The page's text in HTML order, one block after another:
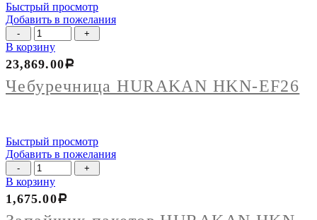
Быстрый просмотр
Добавить в пожелания
Количество
товара
Чебуречница
HURAKAN
HKN-
EF26
В корзину
Чебуречница HURAKAN HKN-EF26
23,869.00Р
Быстрый просмотр
Добавить в пожелания
Количество
товара
Запайщик
пакетов
HURAKAN
В корзину
1,675.00Р